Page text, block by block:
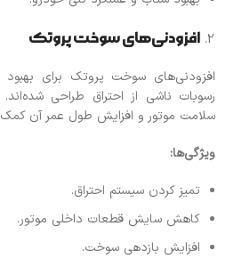
افزودنی‌های سوخت پروتک
افزودنی‌های سوخت پروتک برای
رسوبات ناشی از احتراق طراحی
سلامت موتور و افزایش طول عمر آن کمک
ویژگی‌ها:
تمیز کردن سیستم احتراق.
کاهش سایش قطعات داخلی موتور.
افزایش بازدهی سوخت.